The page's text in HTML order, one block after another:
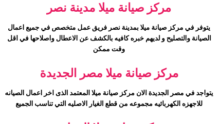
مركز صيانة ميلا مدينة نصر
يتوفر في مركز صيانة ميلابمدينة نصر فريق عمل متخصص في جميع اعمال
الصيانة والتصليح و لديهم خبره كافيه بالكشف عن الاعطال واصلاحها في اقل
وقت ممكن
مركز صيانة ميلا مصر الجديدة
يتواجد في مصر الجديدة الان مركز صيانة ميلا المعتمد الذى اخر اعمال الصيانه
للاجهزه الكهربائيه مجموعه من قطع الغيار الاصليه التي تناسب الجميع